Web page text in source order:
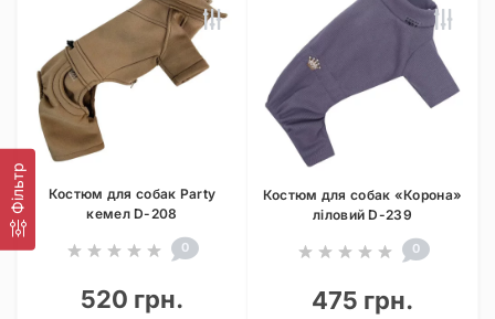
Фільтр
Костюм для собак Party
кемел D-208
0
520 грн.
Костюм для собак «Корона»
ліловий D-239
0
475 грн.